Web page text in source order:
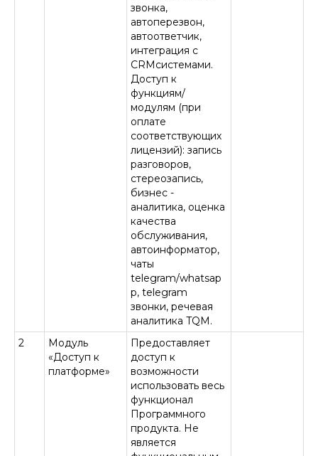
звонка,
автоперезвон,
автоответчик,
интеграция с
CRMсистемами.
Доступ к
функциям/
модулям (при
оплате
соответствующих
лицензий): запись
разговоров,
стереозапись,
бизнес -
аналитика, оценка
качества
обслуживания,
автоинформатор,
чаты
telegram/whatsap
p, telegram
звонки, речевая
аналитика TQM.
2
Модуль
«Доступ к
платформе»
Предоставляет
доступ к
возможности
использовать весь
функционал
Программного
продукта. Не
является